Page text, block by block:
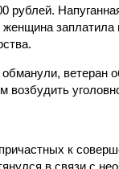
рублей.
женщина заплатила
ветеран
возбудить
к
в связи с